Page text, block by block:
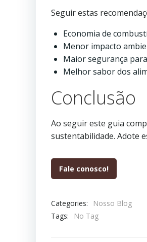
Seguir estas
Economia de
Menor impacto
Maior segurança
Melhor sabor dos
Conclusão
Ao seguir este guia
sustentabilidade. Adote
Fale conosco!
Categories:
Nosso Blog
Tags:
No Tag